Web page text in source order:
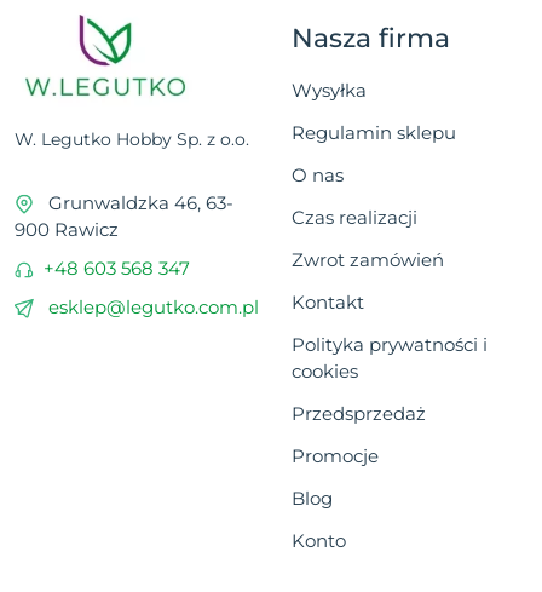
W. Legutko Hobby Sp. z o.o.
Grunwaldzka 46, 63-
900 Rawicz
+48 603 568 347
esklep@legutko.com.pl
Nasza firma
Wysyłka
Regulamin sklepu
O nas
Czas realizacji
Zwrot zamówień
Kontakt
Polityka prywatności i
cookies
Przedsprzedaż
Promocje
Blog
Konto